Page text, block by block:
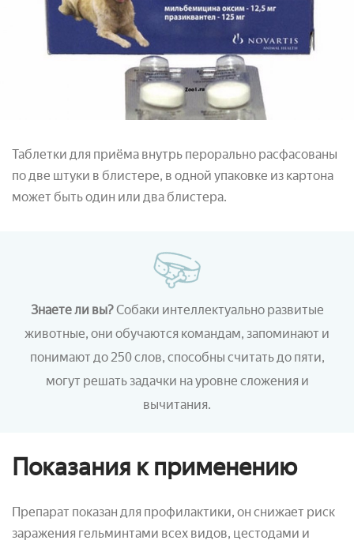
Таблетки для приёма внутрь перорально расфасованы
по две штуки в блистере, в одной упаковке из картона
может быть один или два блистера.
Знаете ли вы?Собаки интеллектуально развитые
животные, они обучаются командам, запоминают и
понимают до 250 слов, способны считать до пяти,
могут решать задачки на уровне сложения и
вычитания.
Показания к применению
Препарат показан для профилактики, он снижает риск
заражения гельминтами всех видов, цестодами и